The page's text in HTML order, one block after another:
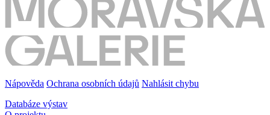
Nápověda Ochrana osobních údajů Nahlásit chybu
Databáze výstav